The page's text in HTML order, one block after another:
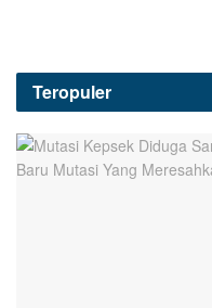
Teropuler